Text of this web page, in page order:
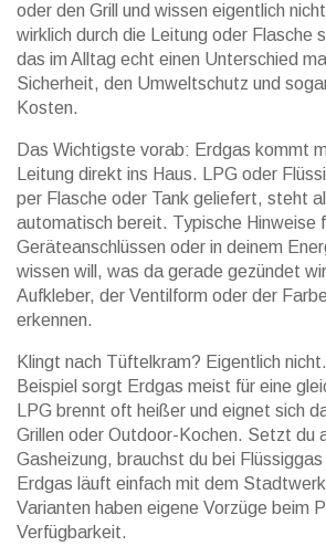
oder den Grill und wissen eigentlich
wirklich durch die Leitung oder Flasche
das im Alltag echt einen Unterschied
Sicherheit, den Umweltschutz und
Kosten.
Das Wichtigste vorab: Erdgas kommt
Leitung direkt ins Haus. LPG oder
per Flasche oder Tank geliefert, steht
automatisch bereit. Typische Hinweise
Geräteanschlüssen oder in deinem
wissen will, was da gerade gezündet
Aufkleber, der Ventilform oder der
erkennen.
Klingt nach Tüftelkram? Eigentlich
Beispiel sorgt Erdgas meist für eine
LPG brennt oft heißer und eignet sich
Grillen oder Outdoor-Kochen. Setzt du
Gasheizung, brauchst du bei
Erdgas läuft einfach mit dem
Varianten haben eigene Vorzüge beim
Verfügbarkeit.